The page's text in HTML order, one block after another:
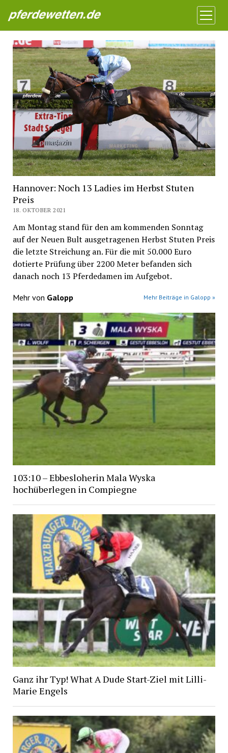
Pferdewetten News
Menü
öffnen
Hannover: Noch 13 Ladies im Herbst Stuten
Preis
18. OKTOBER 2021
Am Montag stand für den am kommenden Sonntag
auf der Neuen Bult ausgetragenen Herbst Stuten Preis
die letzte Streichung an. Für die mit 50.000 Euro
dotierte Prüfung über 2200 Meter befanden sich
danach noch 13 Pferdedamen im Aufgebot.
Mehr von Galopp Mehr Beiträge in Galopp »
103:10 – Ebbesloherin Mala Wyska
hochüberlegen in Compiegne
Ganz ihr Typ! What A Dude Start-Ziel mit Lilli-
Marie Engels